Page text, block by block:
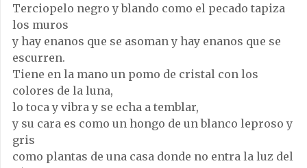
Terciopelo negro y blando como el pecado tapiza
los muros
y hay enanos que se asoman y hay enanos que se
escurren.
Tiene en la mano un pomo de cristal con los
colores de la luna,
lo toca y vibra y se echa a temblar,
y su cara es como un hongo de un blanco leproso y
gris
como plantas de una casa donde no entra la luz del